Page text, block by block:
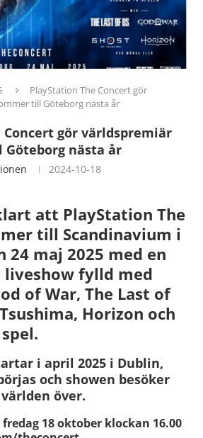
PlayStation The Concert gör
till Göteborg nästa år
Concert gör världspremiär
nästa år
2024-10-18
att PlayStation The
till Scandinavium i
24 maj 2025 med en
fylld med
of War, The Last of
Horizon och
i april 2025 i Dublin,
och showen besöker
över.
18 oktober klockan 16.00